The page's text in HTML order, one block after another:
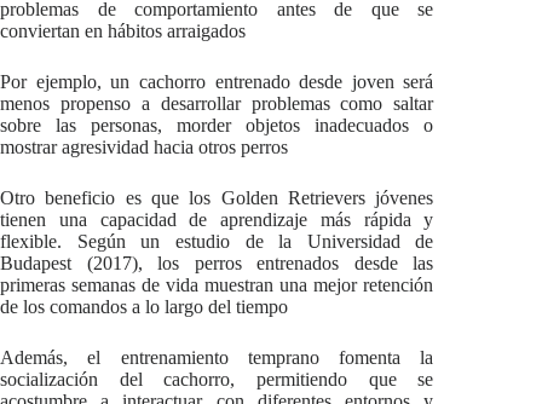
problemas de comportamiento antes de que se
conviertan en hábitos arraigados
Por ejemplo, un cachorro entrenado desde joven será
menos propenso a desarrollar problemas como saltar
sobre las personas, morder objetos inadecuados o
mostrar agresividad hacia otros perros
Otro beneficio es que los Golden Retrievers jóvenes
tienen una capacidad de aprendizaje más rápida y
flexible. Según un estudio de la Universidad de
Budapest (2017), los perros entrenados desde las
primeras semanas de vida muestran una mejor retención
de los comandos a lo largo del tiempo
Además, el entrenamiento temprano fomenta la
socialización del cachorro, permitiendo que se